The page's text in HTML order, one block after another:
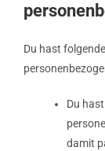
Du hast
Du
damit